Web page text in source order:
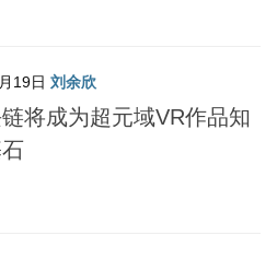
19日 刘余欣
将成为超元域VR作品知